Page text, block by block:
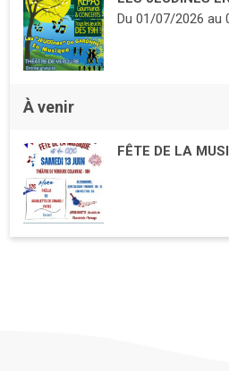
Du 01/07/2026au
À venir
FÊTE DE LA